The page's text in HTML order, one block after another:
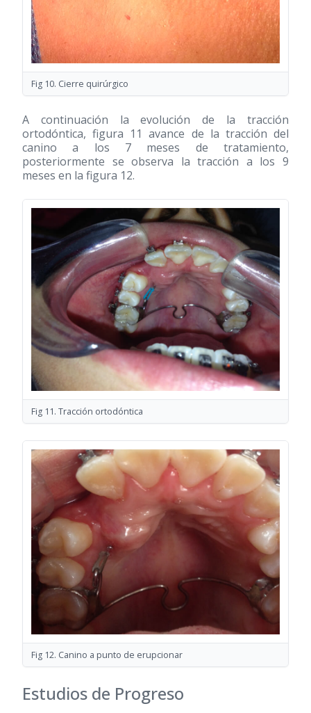
Fig 10. Cierre quirúrgico
A continuación la evolución de la tracción
ortodóntica, figura 11 avance de la tracción del
canino a los 7 meses de tratamiento,
posteriormente se observa la tracción a los 9
meses en la figura 12.
Fig 11. Tracción ortodóntica
Fig 12. Canino a punto de erupcionar
Estudios de Progreso